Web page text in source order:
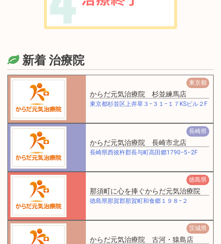
新着 治療院
東京都
からだ元気治療院 杉並練馬店
東京都杉並区上井草３−３１−１７KSビル２F
長崎県
からだ元気治療院 長崎市北店
長崎県西彼杵郡長与町高田郷1790−5−2F
徳島県
那須町に心を捧ぐからだ元気治療院
徳島県那賀郡那賀町和食郷１９８−２
茨城県
からだ元気治療院 古河・猿島店